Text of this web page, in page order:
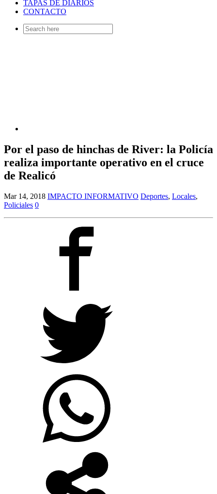
TAPAS DE DIARIOS
CONTACTO
Search
for:
Por el paso de hinchas de River: la Policía
realiza importante operativo en el cruce
de Realicó
Mar 14, 2018 IMPACTO INFORMATIVO Deportes, Locales,
Policiales 0